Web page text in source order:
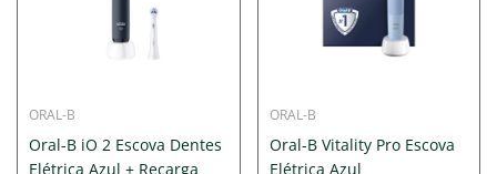
ORAL-B
Oral-B iO 2 Escova Dentes
Elétrica Azul + Recarga
ORAL-B
Oral-B Vitality Pro Escova
Elétrica Azul